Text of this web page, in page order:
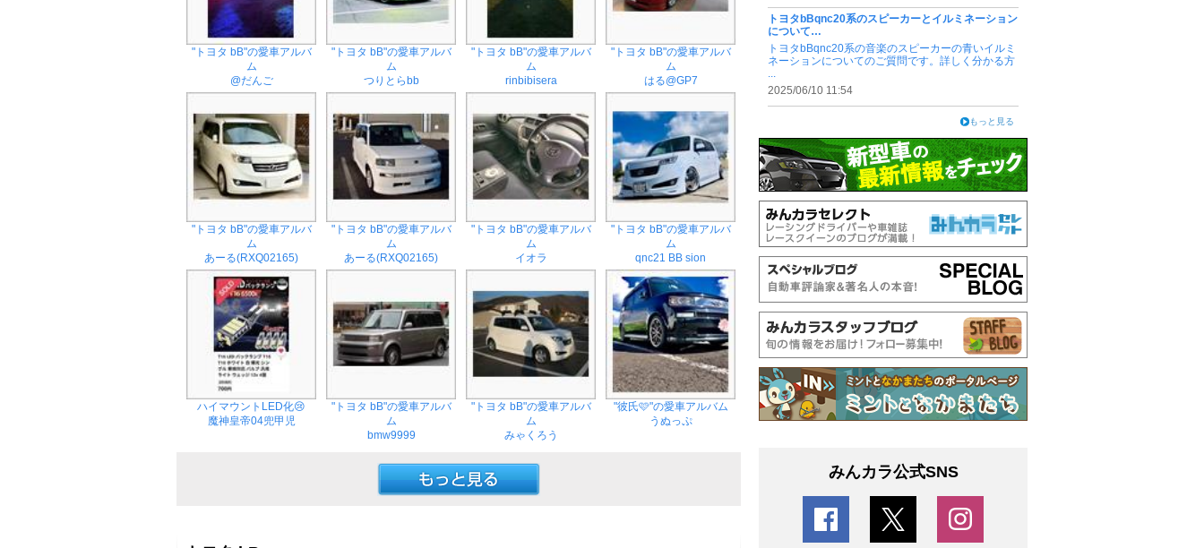
"トヨタ bB"の愛車アルバ
ム
@だんご
"トヨタ bB"の愛車アルバ
ム
つりとらbb
"トヨタ bB"の愛車アルバ
ム
rinbibisera
"トヨタ bB"の愛車アルバ
ム
はる@GP7
"トヨタ bB"の愛車アルバ
ム
あーる(RXQ02165)
"トヨタ bB"の愛車アルバ
ム
あーる(RXQ02165)
"トヨタ bB"の愛車アルバ
ム
イオラ
"トヨタ bB"の愛車アルバ
ム
qnc21 BB sion
ハイマウントLED化😢
魔神皇帝04兜甲児
"トヨタ bB"の愛車アルバ
ム
bmw9999
"トヨタ bB"の愛車アルバ
ム
みゃくろう
"彼氏🩷"の愛車アルバム
うぬっぷ
トヨタbBqnc20系のスピーカーとイルミネーション
について…
トヨタbBqnc20系の音楽のスピーカーの青いイルミ
ネーションについてのご質問です。詳しく分かる方
...
2025/06/10 11:54
もっと見る
みんカラ公式SNS